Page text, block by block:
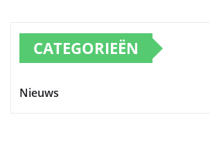
CATEGORIEËN
Nieuws